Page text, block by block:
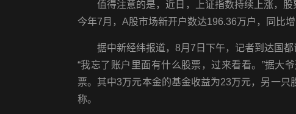
值得注意的是，近日，上证指数持续上涨，
今年7月，A股市场新开户数达196.36万户，同比
据中新经纬报道，8月7日下午，记者到达国
“我忘了账户里面有什么股票，过来看看。”据大
票。其中3万元本金的基金收益为23万元，另一
称。